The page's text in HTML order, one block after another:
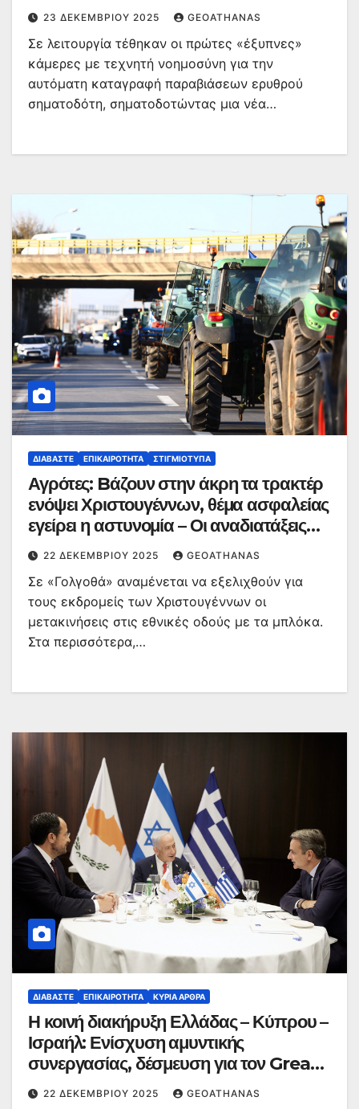
23 ΔΕΚΕΜΒΡΊΟΥ 2025 GEOATHANAS
Σε λειτουργία τέθηκαν οι πρώτες «έξυπνες»
κάμερες με τεχνητή νοημοσύνη για την
αυτόματη καταγραφή παραβιάσεων ερυθρού
σηματοδότη, σηματοδοτώντας μια νέα…
ΔΙΑΒΆΣΤΕ ΕΠΙΚΑΙΡΌΤΗΤΑ ΣΤΙΓΜΙΌΤΥΠΑ
Αγρότες: Bάζουν στην άκρη τα τρακτέρ
ενόψει Χριστουγέννων, θέμα ασφαλείας
εγείρει η αστυνομία – Οι αναδιατάξεις
που θα γίνουν από την Τρίτη
22 ΔΕΚΕΜΒΡΊΟΥ 2025 GEOATHANAS
Σε «Γολγοθά» αναμένεται να εξελιχθούν για
τους εκδρομείς των Χριστουγέννων οι
μετακινήσεις στις εθνικές οδούς με τα μπλόκα.
Στα περισσότερα,…
ΔΙΑΒΆΣΤΕ ΕΠΙΚΑΙΡΌΤΗΤΑ ΚΥΡΙΑ ΑΡΘΡΑ
Η κοινή διακήρυξη Ελλάδας – Κύπρου –
Ισραήλ: Ενίσχυση αμυντικής
συνεργασίας, δέσμευση για τον Great
Sea Inteconnector
22 ΔΕΚΕΜΒΡΊΟΥ 2025 GEOATHANAS